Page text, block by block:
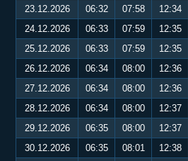
23.12.2026
06:32 07:58 12:34
24.12.2026
06:33 07:59 12:35
25.12.2026
06:33 07:59 12:35
26.12.2026
06:34 08:00 12:36
27.12.2026
06:34 08:00 12:36
28.12.2026
06:34 08:00 12:37
29.12.2026
06:35 08:00 12:37
30.12.2026
06:35 08:01 12:38